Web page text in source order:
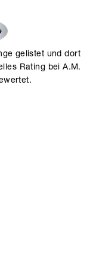
gelistet und dort
Rating bei A.M.